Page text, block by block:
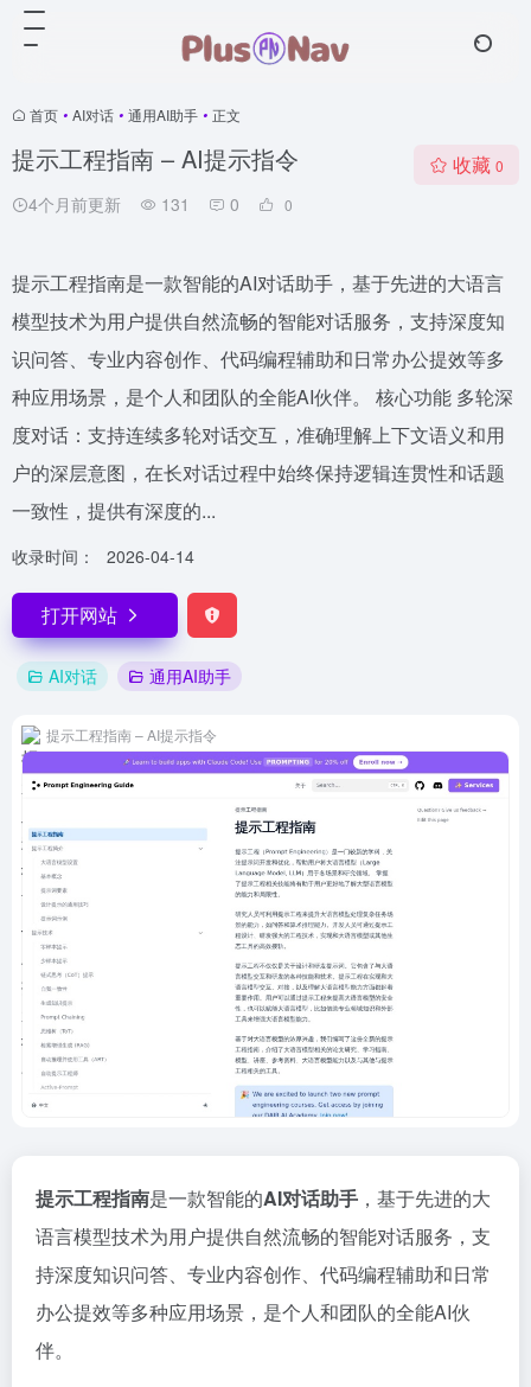
首页 • AI对话 • 通用AI助手 • 正文
提示工程指南 – AI提示指令
4个月前更新 131 0 0
收藏 0
提示工程指南是一款智能的AI对话助手，基于先进的大语言
模型技术为用户提供自然流畅的智能对话服务，支持深度知
识问答、专业内容创作、代码编程辅助和日常办公提效等多
种应用场景，是个人和团队的全能AI伙伴。 核心功能 多轮深
度对话：支持连续多轮对话交互，准确理解上下文语义和用
户的深层意图，在长对话过程中始终保持逻辑连贯性和话题
一致性，提供有深度的...
收录时间： 2026-04-14
打开网站
AI对话 通用AI助手
提示工程指南 – AI提示指令
提示工程指南是一款智能的AI对话助手 ，基于先进的大
语言模型技术为用户提供自然流畅的智能对话服务，支
持深度知识问答、专业内容创作、代码编程辅助和日常
办公提效等多种应用场景，是个人和团队的全能AI伙
伴。